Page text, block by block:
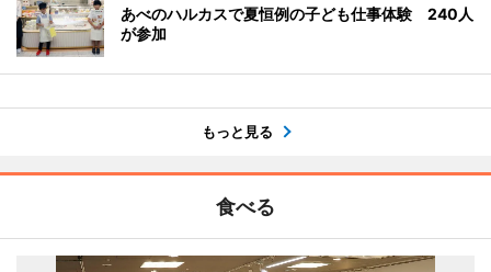
あべのハルカスで夏恒例の子ども仕事体験 240人
が参加
もっと見る
食べる